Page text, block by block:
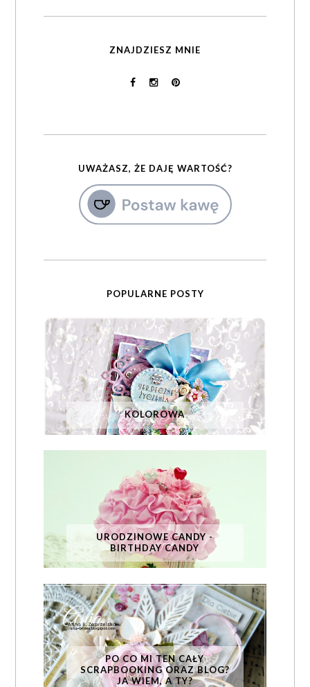
ZNAJDZIESZ MNIE
UWAŻASZ, ŻE DAJĘ WARTOŚĆ?
POPULARNE POSTY
KOLOROWA
URODZINOWE CANDY -
BIRTHDAY CANDY
PO CO MI TEN CAŁY
SCRAPBOOKING ORAZ BLOG?
JA WIEM, A TY?